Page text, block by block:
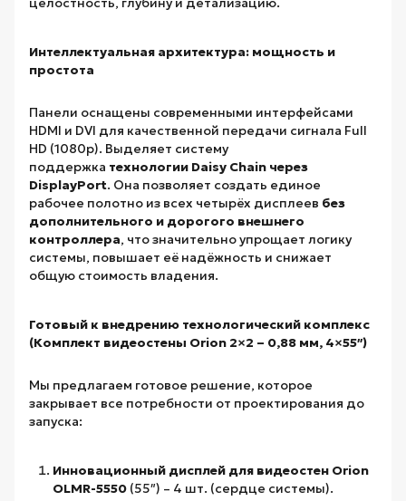
Интеллектуальная архитектура: мощность и
простота
Панели оснащены современными интерфейсами
HDMI и DVI для качественной передачи сигнала Full
HD (1080p). Выделяет систему
поддержка технологии Daisy Chain через
DisplayPort. Она позволяет создать единое
рабочее полотно из всех четырёх дисплеев без
дополнительного и дорогого внешнего
контроллера, что значительно упрощает логику
системы, повышает её надёжность и снижает
общую стоимость владения.
Готовый к внедрению технологический комплекс
(Комплект видеостены Orion 2×2 – 0,88 мм, 4×55″)
Мы предлагаем готовое решение, которое
закрывает все потребности от проектирования до
запуска:
Инновационный дисплей для видеостен Orion
OLMR-5550 (55″) – 4 шт. (сердце системы).